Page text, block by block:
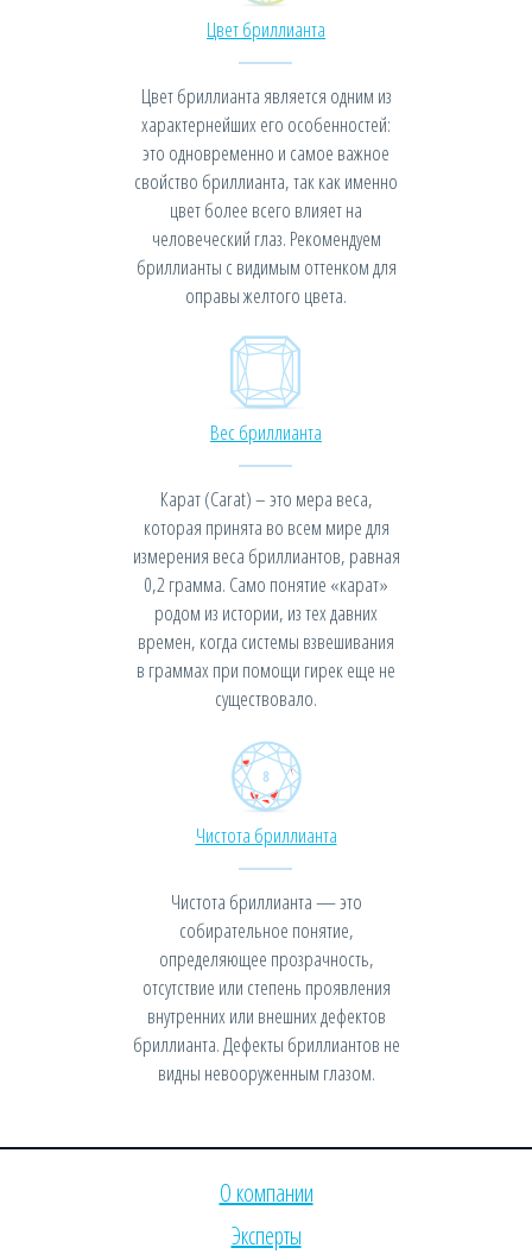
Цвет бриллианта
Цвет бриллианта является одним из
характернейших его особенностей:
это одновременно и самое важное
свойство бриллианта, так как именно
цвет более всего влияет на
человеческий глаз. Рекомендуем
бриллианты с видимым оттенком для
оправы желтого цвета.
Вес бриллианта
Карат (Carat) – это мера веса,
которая принята во всем мире для
измерения веса бриллиантов, равная
0,2 грамма. Само понятие «карат»
родом из истории, из тех давних
времен, когда системы взвешивания
в граммах при помощи гирек еще не
существовало.
Чистота бриллианта
Чистота бриллианта — это
собирательное понятие,
определяющее прозрачность,
отсутствие или степень проявления
внутренних или внешних дефектов
бриллианта. Дефекты бриллиантов не
видны невооруженным глазом.
О компании
Эксперты